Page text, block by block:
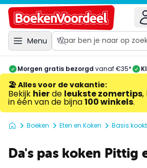
Menu
Morgen gratis bezorgd vanaf €35*
🏖️ Alles voor de vakantie:
Bekijk hierde leukste zomertips,
in één van de bijna100 winkels.
Boeken Eten en Koken Basis
Da's pas koken Pittig